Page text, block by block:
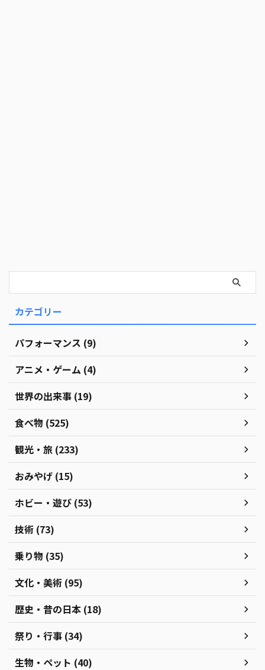
カテゴリー
パフォーマンス (9)
アニメ・ゲーム (4)
世界の出来事 (19)
食べ物 (525)
観光・旅 (233)
おみやげ (15)
ホビー・遊び (53)
技術 (73)
乗り物 (35)
文化・美術 (95)
歴史・昔の日本 (18)
祭り・行事 (34)
生物・ペット (40)